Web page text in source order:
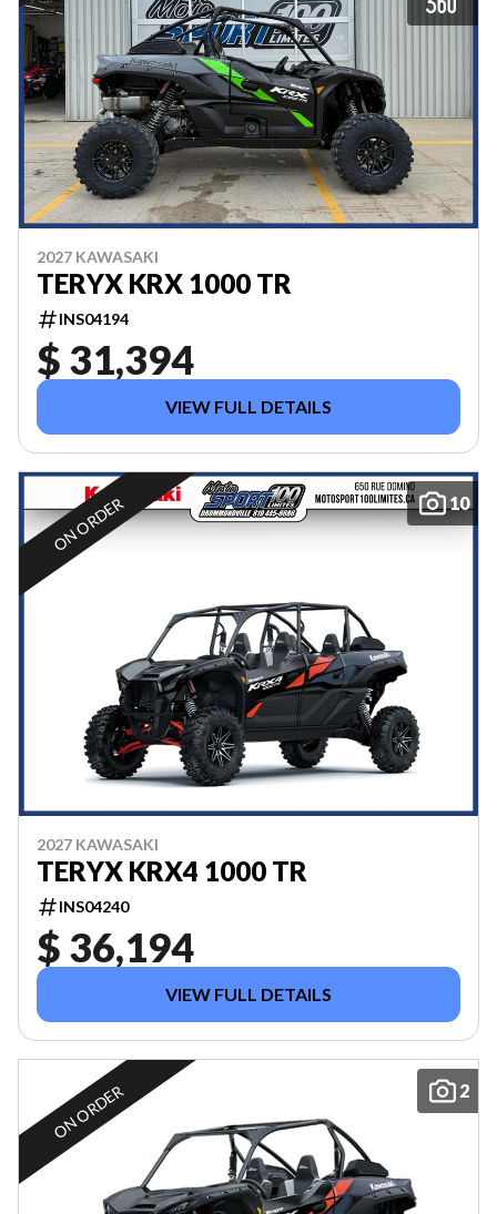
2027 KAWASAKI
TERYX KRX 1000 TR
INS04194
$ 31,394
VIEW FULL DETAILS
10
ON ORDER
2027 KAWASAKI
TERYX KRX4 1000 TR
INS04240
$ 36,194
VIEW FULL DETAILS
2
ON ORDER